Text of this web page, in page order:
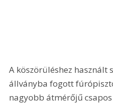
A köszörüléshez használt
állványba fogott
nagyobb átmérőjű